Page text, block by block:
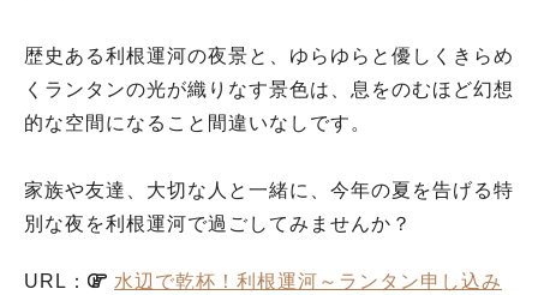
歴史ある利根運河の夜景と、ゆらゆらと優しくきらめ
くランタンの光が織りなす景色は、息をのむほど幻想
的な空間になること間違いなしです。
家族や友達、大切な人と一緒に、今年の夏を告げる特
別な夜を利根運河で過ごしてみませんか？
URL：
水辺で乾杯！利根運河～ランタン申し込み